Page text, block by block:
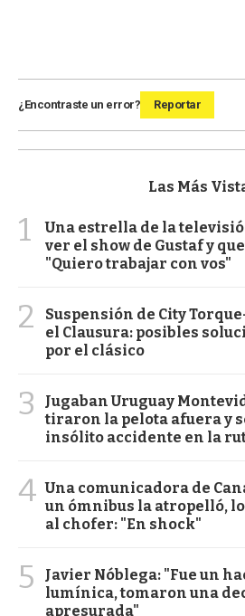
¿Encontraste un error? Reportar
Las Más
1
Una estrella de la
ver el show de Gustaf y
"Quiero trabajar con vos"
2
Suspensión de City
el Clausura: posibles
por el clásico
3
Jugaban Uruguay
tiraron la pelota afuera y
insólito accidente en la
4 Una comunicadora de
un ómnibus la atropelló,
al chofer: "En shock"
5
Javier Nóblega: "Fue un
lumínica, tomaron una
apresurada"